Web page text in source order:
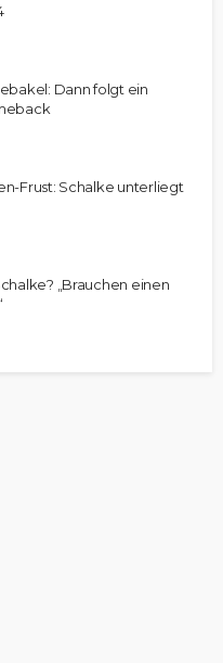
Dann folgt ein
Frust: Schalke unterliegt
„Brauchen einen